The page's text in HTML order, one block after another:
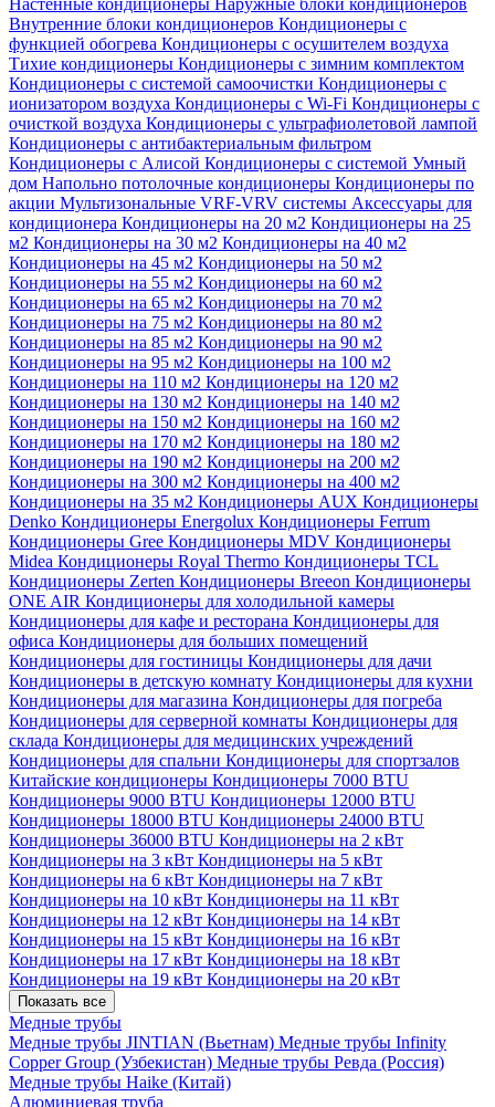
Настенные кондиционеры Наружные блоки кондиционеров
Внутренние блоки кондиционеров Кондиционеры с
функцией обогрева Кондиционеры с осушителем воздуха
Тихие кондиционеры Кондиционеры с зимним комплектом
Кондиционеры с системой самоочистки Кондиционеры с
ионизатором воздуха Кондиционеры с Wi-Fi Кондиционеры с
очисткой воздуха Кондиционеры с ультрафиолетовой лампой
Кондиционеры с антибактериальным фильтром
Кондиционеры с Алисой Кондиционеры с системой Умный
дом Напольно потолочные кондиционеры Кондиционеры по
акции Мультизональные VRF-VRV системы Аксессуары для
кондиционера Кондиционеры на 20 м2 Кондиционеры на 25
м2 Кондиционеры на 30 м2 Кондиционеры на 40 м2
Кондиционеры на 45 м2 Кондиционеры на 50 м2
Кондиционеры на 55 м2 Кондиционеры на 60 м2
Кондиционеры на 65 м2 Кондиционеры на 70 м2
Кондиционеры на 75 м2 Кондиционеры на 80 м2
Кондиционеры на 85 м2 Кондиционеры на 90 м2
Кондиционеры на 95 м2 Кондиционеры на 100 м2
Кондиционеры на 110 м2 Кондиционеры на 120 м2
Кондиционеры на 130 м2 Кондиционеры на 140 м2
Кондиционеры на 150 м2 Кондиционеры на 160 м2
Кондиционеры на 170 м2 Кондиционеры на 180 м2
Кондиционеры на 190 м2 Кондиционеры на 200 м2
Кондиционеры на 300 м2 Кондиционеры на 400 м2
Кондиционеры на 35 м2 Кондиционеры AUX Кондиционеры
Denko Кондиционеры Energolux Кондиционеры Ferrum
Кондиционеры Gree Кондиционеры MDV Кондиционеры
Midea Кондиционеры Royal Thermo Кондиционеры TCL
Кондиционеры Zerten Кондиционеры Breeon Кондиционеры
ONE AIR Кондиционеры для холодильной камеры
Кондиционеры для кафе и ресторана Кондиционеры для
офиса Кондиционеры для больших помещений
Кондиционеры для гостиницы Кондиционеры для дачи
Кондиционеры в детскую комнату Кондиционеры для кухни
Кондиционеры для магазина Кондиционеры для погреба
Кондиционеры для серверной комнаты Кондиционеры для
склада Кондиционеры для медицинских учреждений
Кондиционеры для спальни Кондиционеры для спортзалов
Китайские кондиционеры Кондиционеры 7000 BTU
Кондиционеры 9000 BTU Кондиционеры 12000 BTU
Кондиционеры 18000 BTU Кондиционеры 24000 BTU
Кондиционеры 36000 BTU Кондиционеры на 2 кВт
Кондиционеры на 3 кВт Кондиционеры на 5 кВт
Кондиционеры на 6 кВт Кондиционеры на 7 кВт
Кондиционеры на 10 кВт Кондиционеры на 11 кВт
Кондиционеры на 12 кВт Кондиционеры на 14 кВт
Кондиционеры на 15 кВт Кондиционеры на 16 кВт
Кондиционеры на 17 кВт Кондиционеры на 18 кВт
Кондиционеры на 19 кВт Кондиционеры на 20 кВт
Показать все
Медные трубы
Медные трубы JINTIAN (Вьетнам) Медные трубы Infinity
Copper Group (Узбекистан) Медные трубы Ревда (Россия)
Медные трубы Haike (Китай)
Алюминиевая труба